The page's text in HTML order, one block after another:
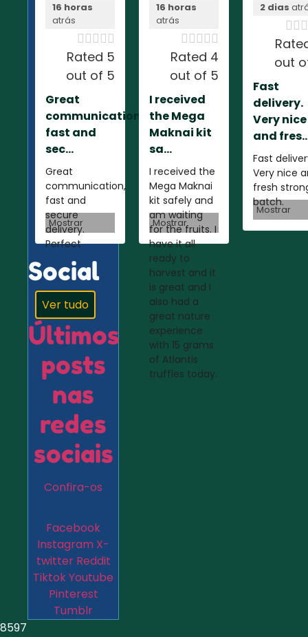
16 horas
atrás

Rated 5
out of 5
Great
communication,
fast and
sec...
Great
communication,
fast and
secure
delivery.
Perfect
Mostrar
16 horas
atrás

Rated 4
out of 5
I received
the Mega
Maknai kit
sa...
I received the
Mega Maknai
kit safely and
am waiting
for the fruits. I
have it all
ready to
harvest and it
is great and I
also had a
great nature
experience
with 15 grams
of Atlantis
truffles today.
Mostrar
2 dias

out
Fast
delivery.
Very nice
and
Fast
Very nice
fresh
batch.
Mostrar
Social
Ver tudo
Últimos
posts
nas
redes
sociais
Confira-os
Facebook
Instagram X-
twitter Reddit
TiktokYoutube
Pinterest
Tumblr
8597